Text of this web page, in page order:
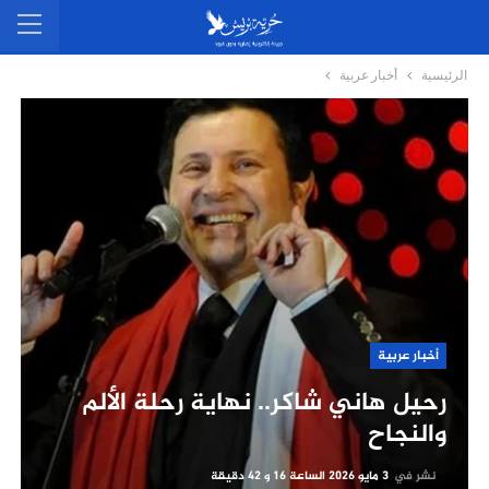
الرئيسية أخبار عربية
أخبار عربية
رحيل هاني شاكر.. نهاية رحلة الألم
والنجاح
نشر في 3 مايو 2026 الساعة 16 و 42 دقيقة